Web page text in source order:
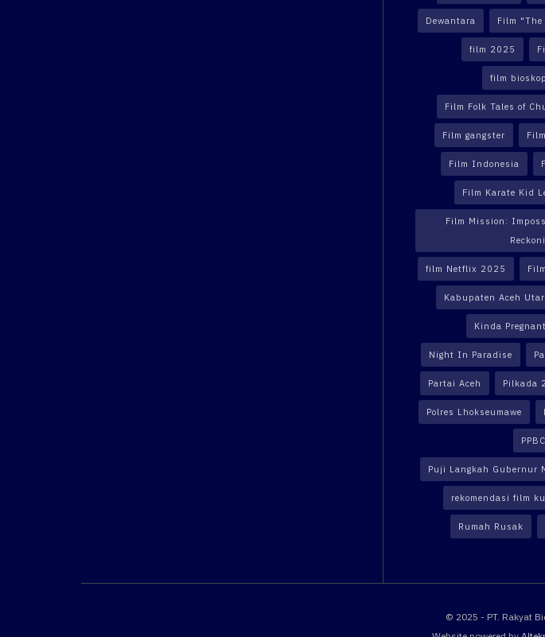
Dewantara Film
film 2025
film
Film Folk Tales of
Film gangster
Film Indonesia
Film Karate Kid
Film Mission:
film Netflix 2025
Kabupaten Aceh
Kinda Pregnant
Night In Paradise
Partai Aceh Pilkada
Polres Lhokseumawe
PPBC
Puji Langkah Gubernur
rekomendasi film
Rumah Rusak
© 2025 - PT. Rakyat